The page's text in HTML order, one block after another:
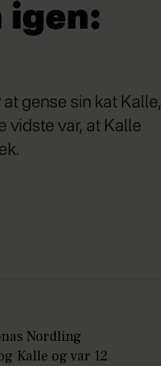
igen:
gense sin kat Kalle,
vidste var, at Kalle
Nordling
Kalle og var 12